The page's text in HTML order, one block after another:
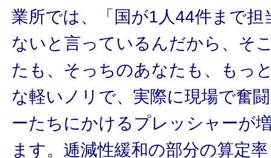
業所では、「国が1人44件まで
ないと言っているんだから、そ
たも、そっちのあなたも、もっ
な軽いノリで、実際に現場で奮
ーたちにかけるプレッシャーが
ます。逓減性緩和の部分の算定